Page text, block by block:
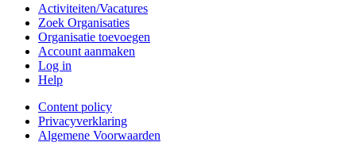
Activiteiten/Vacatures
Zoek Organisaties
Organisatie toevoegen
Account aanmaken
Log in
Help
Content policy
Privacyverklaring
Algemene Voorwaarden